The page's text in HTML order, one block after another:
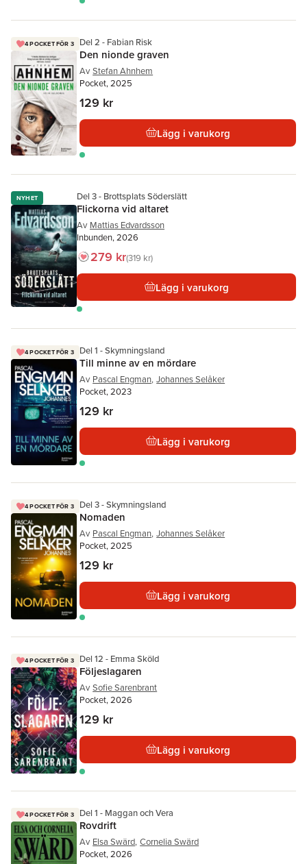
4 POCKET FÖR 3 Del 2 - Fabian Risk
Den nionde graven
Av Stefan Ahnhem
Pocket, 2025
129 kr
Lägg i varukorg
NYHET Del 3 - Brottsplats Söderslätt
Flickorna vid altaret
Av Mattias Edvardsson
Inbunden, 2026
279 kr319 kr
Lägg i varukorg
4 POCKET FÖR 3 Del 1 - Skymningsland
Till minne av en mördare
Av Pascal Engman, Johannes Selåker
Pocket, 2023
129 kr
Lägg i varukorg
4 POCKET FÖR 3 Del 3 - Skymningsland
Nomaden
Av Pascal Engman, Johannes Selåker
Pocket, 2025
129 kr
Lägg i varukorg
4 POCKET FÖR 3 Del 12 - Emma Sköld
Följeslagaren
Av Sofie Sarenbrant
Pocket, 2026
129 kr
Lägg i varukorg
4 POCKET FÖR 3 Del 1 - Maggan och Vera
Rovdrift
Av Elsa Swärd, Cornelia Swärd
Pocket, 2026